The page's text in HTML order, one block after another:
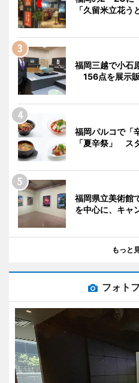
「久留米立花
福岡三越で小石
156点を展示
福岡パルコで「
「夏辛祭」 ス
福岡県立美術館
を中心に、キャ
もっと
フォト